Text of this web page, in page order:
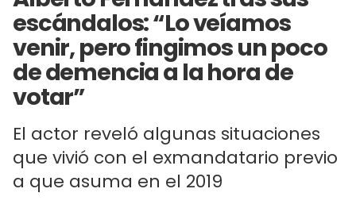
escándalos: “Lo veíamos
venir, pero fingimos un poco
de demencia a la hora de
votar”
El actor reveló algunas situaciones
que vivió con el exmandatario previo
a que asuma en el 2019